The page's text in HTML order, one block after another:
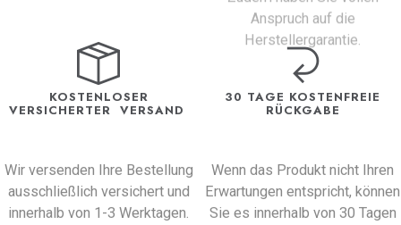
Anspruch auf die
Herstellergarantie.
KOSTENLOSER
VERSICHERTER VERSAND
Wir versenden Ihre Bestellung
ausschließlich versichert und
innerhalb von 1-3 Werktagen.
30 TAGE KOSTENFREIE
RÜCKGABE
Wenn das Produkt nicht Ihren
Erwartungen entspricht, können
Sie es innerhalb von 30 Tagen